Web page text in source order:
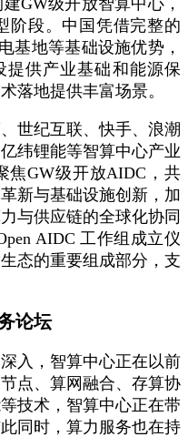
GW级开放智算中心，
阶段。中国凭借完整的
基地等基础设施优势，
提供产业基础和能源保
落地提供丰富场景。
世纪互联、快手、浪潮
纬锂能等智算中心产业
焦GW级开放AIDC，共
新与基础设施创新，加
与供应链的全球化协同
AIDC 工作组成立仪
态的重要组成部分，支
论坛
入，智算中心正在以前
点、算网融合、存算协
技术，智算中心正在带
同时，算力服务也在持